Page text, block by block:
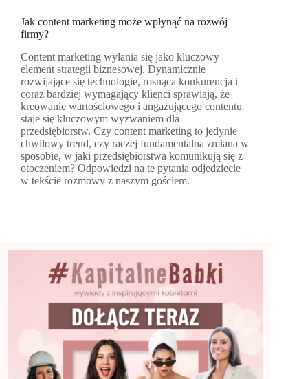
Jak content marketing może wpłynąć na rozwój
firmy?
Content marketing wyłania się jako kluczowy
element strategii biznesowej. Dynamicznie
rozwijające się technologie, rosnąca konkurencja i
coraz bardziej wymagający klienci sprawiają, że
kreowanie wartościowego i angażującego contentu
staje się kluczowym wyzwaniem dla
przedsiębiorstw. Czy content marketing to jedynie
chwilowy trend, czy raczej fundamentalna zmiana w
sposobie, w jaki przedsiębiorstwa komunikują się z
otoczeniem? Odpowiedzi na te pytania odjedziecie
w tekście rozmowy z naszym gościem.